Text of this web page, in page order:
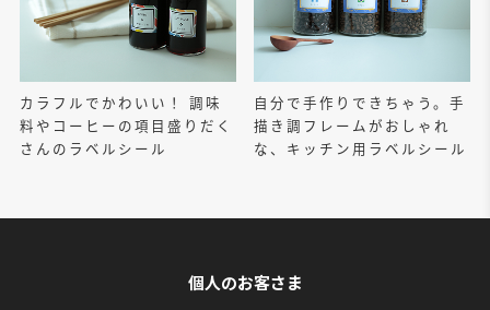
カラフルでかわいい！ 調味
料やコーヒーの項目盛りだく
さんのラベルシール
自分で手作りできちゃう。手
描き調フレームがおしゃれ
な、キッチン用ラベルシール
個人のお客さま